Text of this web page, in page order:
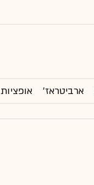
ארביטראז' אופציות